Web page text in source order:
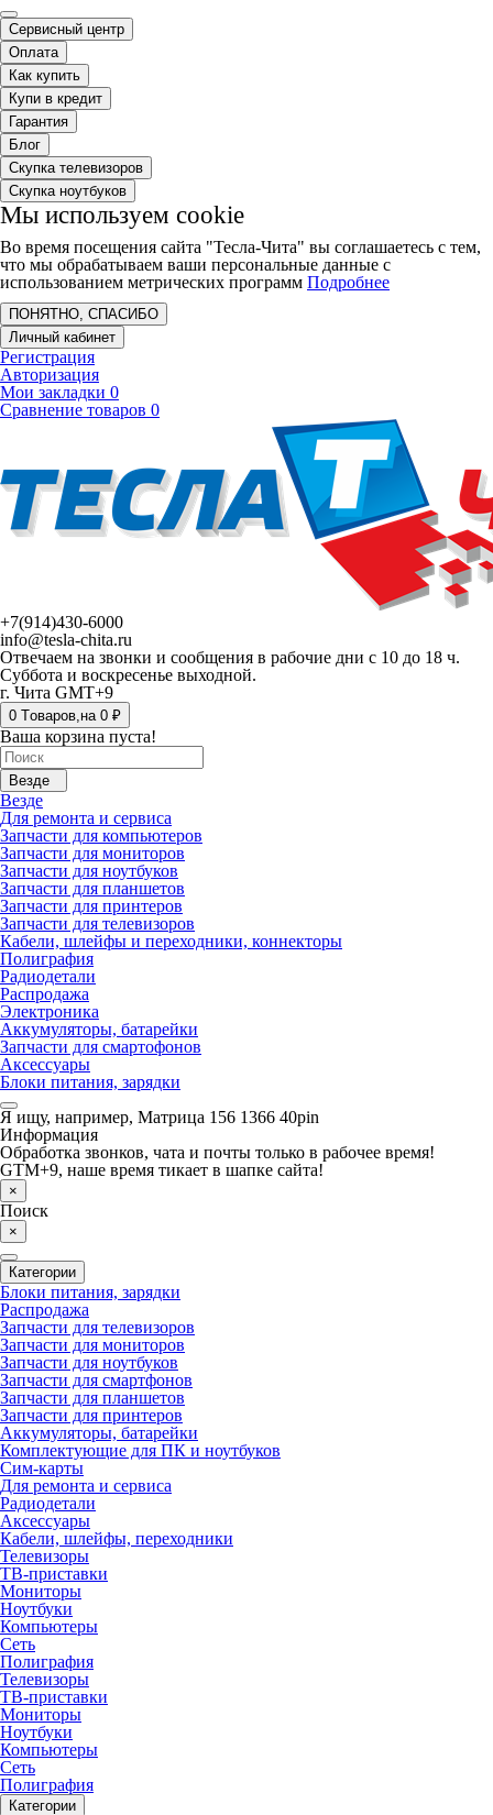
Сервисный центр
Оплата
Как купить
Купи в кредит
Гарантия
Блог
Скупка телевизоров
Скупка ноутбуков
Мы используем cookie
Во время посещения сайта "Тесла-Чита" вы соглашаетесь с тем,
что мы обрабатываем ваши персональные данные с
использованием метрических программ Подробнее
ПОНЯТНО, СПАСИБО
Личный кабинет
Регистрация
Авторизация
Мои закладки 0
Сравнение товаров 0
+7(914)430-6000
info@tesla-chita.ru
Отвечаем на звонки и сообщения в рабочие дни с 10 до 18 ч.
Суббота и воскресенье выходной.
г. Чита GMT+9
0 Tоваров,на 0 ₽
Ваша корзина пуста!
Везде
Везде
Для ремонта и сервиса
Запчасти для компьютеров
Запчасти для мониторов
Запчасти для ноутбуков
Запчасти для планшетов
Запчасти для принтеров
Запчасти для телевизоров
Кабели, шлейфы и переходники, коннекторы
Полиграфия
Радиодетали
Распродажа
Электроника
Аккумуляторы, батарейки
Запчасти для смартофонов
Аксессуары
Блоки питания, зарядки
Я ищу, например, Матрица 156 1366 40pin
Информация
Обработка звонков, чата и почты только в рабочее время!
GTM+9, наше время тикает в шапке сайта!
×
Поиск
×
Категории
Блоки питания, зарядки
Распродажа
Запчасти для телевизоров
Запчасти для мониторов
Запчасти для ноутбуков
Запчасти для смартфонов
Запчасти для планшетов
Запчасти для принтеров
Аккумуляторы, батарейки
Комплектующие для ПК и ноутбуков
Сим-карты
Для ремонта и сервиса
Радиодетали
Аксессуары
Кабели, шлейфы, переходники
Телевизоры
ТВ-приставки
Мониторы
Ноутбуки
Компьютеры
Сеть
Полиграфия
Телевизоры
ТВ-приставки
Мониторы
Ноутбуки
Компьютеры
Сеть
Полиграфия
Категории